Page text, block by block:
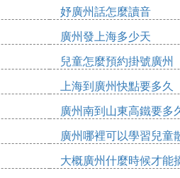
妤廣州話怎麼讀音
廣州發上海多少天
兒童怎麼預約掛號廣州
上海到廣州快點要多久
廣州南到山東高鐵要多
廣州哪裡可以學習兒童
大概廣州什麼時候才能